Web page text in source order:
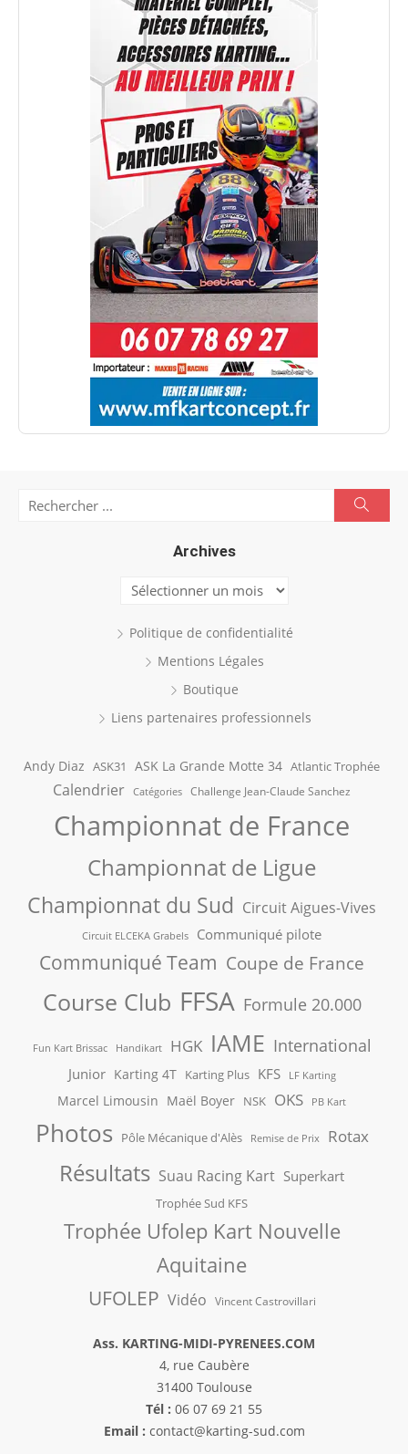
Archives
Archives
Politique de confidentialité
Mentions Légales
Boutique
Liens partenaires professionnels
Andy Diaz ASK31 ASK La Grande Motte 34 Atlantic Trophée
Calendrier Catégories Challenge Jean-Claude Sanchez
Championnat de France
Championnat de Ligue
Championnat du Sud Circuit Aigues-Vives
Circuit ELCEKA Grabels Communiqué pilote
Communiqué Team Coupe de France
Course Club FFSA Formule 20.000
Fun Kart Brissac Handikart HGK IAME International
Junior Karting 4T Karting Plus KFS LF Karting
Marcel Limousin Maël Boyer NSK OKS PB Kart
Photos Pôle Mécanique d'Alès Remise de Prix Rotax
Résultats Suau Racing Kart Superkart
Trophée Sud KFS
Trophée Ufolep Kart Nouvelle
Aquitaine
UFOLEP Vidéo Vincent Castrovillari
Ass. KARTING-MIDI-PYRENEES.COM
4, rue Caubère
31400 Toulouse
Tél : 06 07 69 21 55
Email : contact@karting-sud.com